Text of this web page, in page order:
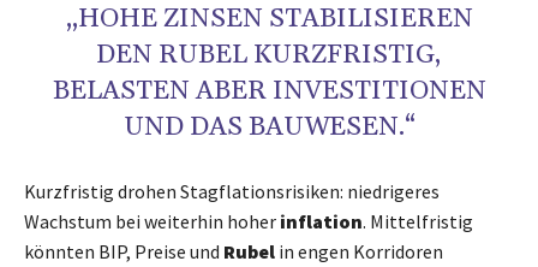
„HOHE ZINSEN STABILISIEREN
DEN RUBEL KURZFRISTIG,
BELASTEN ABER INVESTITIONEN
UND DAS BAUWESEN.“
Kurzfristig drohen Stagflationsrisiken: niedrigeres
Wachstum bei weiterhin hoher inflation. Mittelfristig
könnten BIP, Preise und Rubel in engen Korridoren